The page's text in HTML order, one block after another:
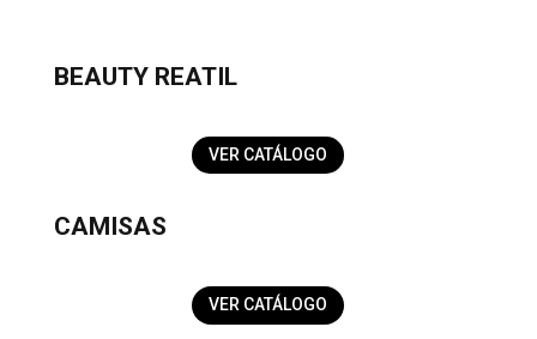
BEAUTY REATIL
VER CATÁLOGO
CAMISAS
VER CATÁLOGO